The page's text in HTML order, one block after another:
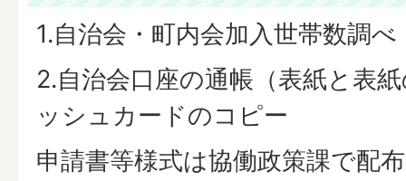
1.自治会・町内会加入世帯数調べ
2.自治会口座の通帳（表紙と表
ッシュカードのコピー
申請書等様式は協働政策課で配